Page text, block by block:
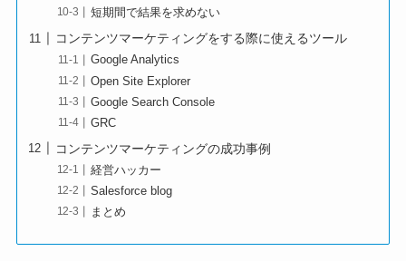
短期間で結果を求めない
コンテンツマーケティングをする際に使えるツール
Google Analytics
Open Site Explorer
Google Search Console
GRC
コンテンツマーケティングの成功事例
経営ハッカー
Salesforce blog
まとめ